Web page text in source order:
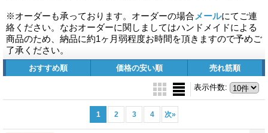
※オーダーも承っております。オーダーの場合 メールにてご連
絡ください。なおオーダーに関しましてはハンドメイドによる
商品のため、納品に約1ヶ月弱程度お時間を頂きますので予めご
了承ください。
おすすめ順 価格の安い順 売れ筋順
表示件数:
1 2 3 4 次»